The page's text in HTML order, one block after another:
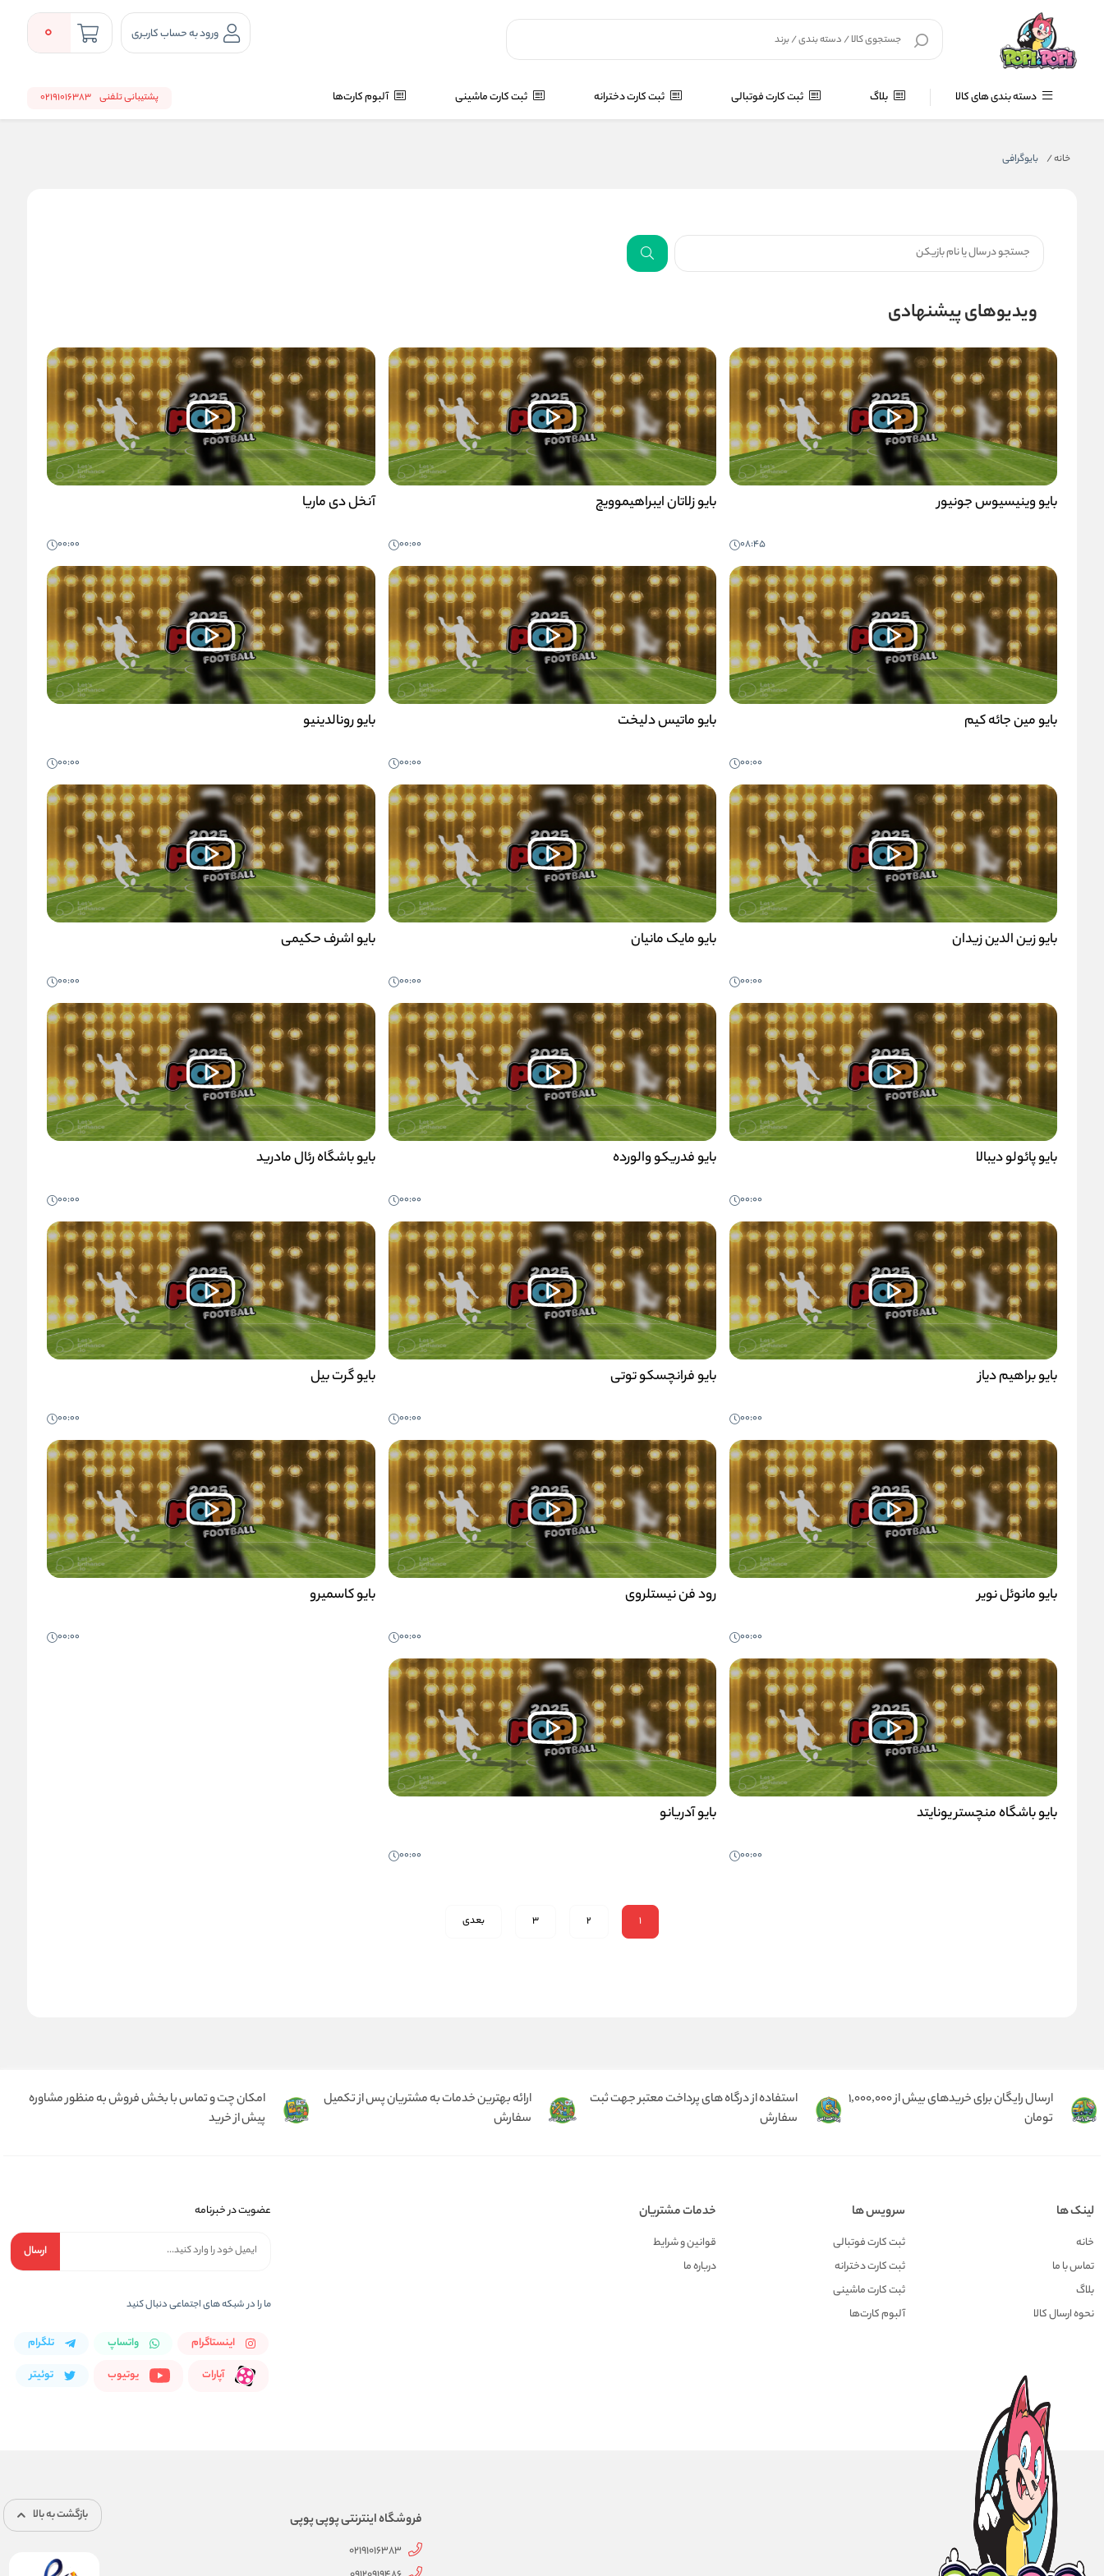
ورود به حساب کاربری 0
دسته بندی های کالا بلاگ ثبت کارت فوتبالی ثبت کارت دخترانه ثبت کارت ماشینی آلبوم کارت‌ها پشتیبانی تلفنی 02191016383
خانه/ بایوگرافی
ویدیوهای پیشنهادی
بایو وینیسیوس جونیور
08:45
بایو زلاتان ایبراهیموویچ
00:00
آنخل دی ماریا
00:00
بایو مین جائه کیم
00:00
بایو ماتیس دلیخت
00:00
بایو رونالدینیو
00:00
بایو زین الدین زیدان
00:00
بایو مایک مانیان
00:00
بایو اشرف حکیمی
00:00
بایو پائولو دیبالا
00:00
بایو فدریکو والورده
00:00
بایو باشگاه رئال مادرید
00:00
بایو براهیم دیاز
00:00
بایو فرانچسکو توتی
00:00
بایو گرت بیل
00:00
بایو مانوئل نویر
00:00
رود فن نیستلروی
00:00
بایو کاسمیرو
00:00
بایو باشگاه منچستر یونایتد
00:00
بایو آدریانو
00:00
1
2
3 بعدی
ارسال رایگان برای خریدهای بیش از 1,000,000
تومان
استفاده از درگاه های پرداخت معتبر جهت ثبت
سفارش
ارائه بهترین خدمات به مشتریان پس از تکمیل
سفارش
امکان چت و تماس با بخش فروش به منظور مشاوره
پیش از خرید
لینک ها
خانه
تماس با ما
بلاگ
نحوه ارسال کالا
سرویس ها
ثبت کارت فوتبالی
ثبت کارت دخترانه
ثبت کارت ماشینی
آلبوم کارت‌ها
خدمات مشتریان
قوانین و شرایط
درباره ما
عضویت در خبرنامه
ارسال
ما را در شبکه های اجتماعی دنبال کنید
اینستاگرام واتساپ
تلگرام
آپارات
یوتیوب توئیتر
فروشگاه اینترنتی پوپی پوپی
02191016383
بازگشت به بالا